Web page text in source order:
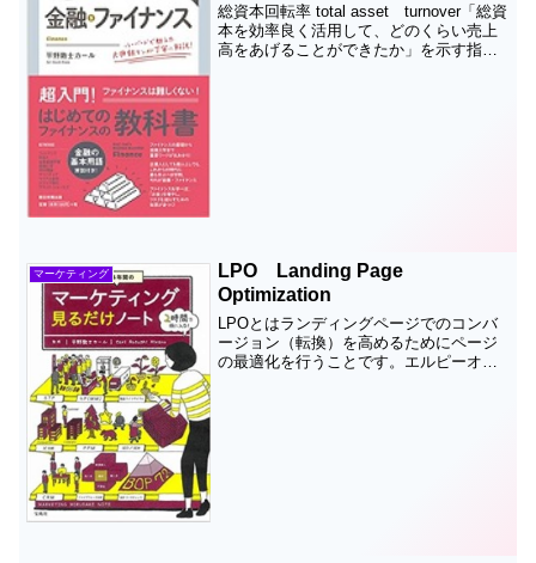
総資本回転率 total asset turnover「総資
本を効率良く活用して、どのくらい売上
高をあげることができたか」を示す指標
マーケティング
LPO Landing Page
Optimization
LPOとはランディングページでのコンバ
ージョン（転換）を高めるためにページ
の最適化を行うことです。エルピーオ